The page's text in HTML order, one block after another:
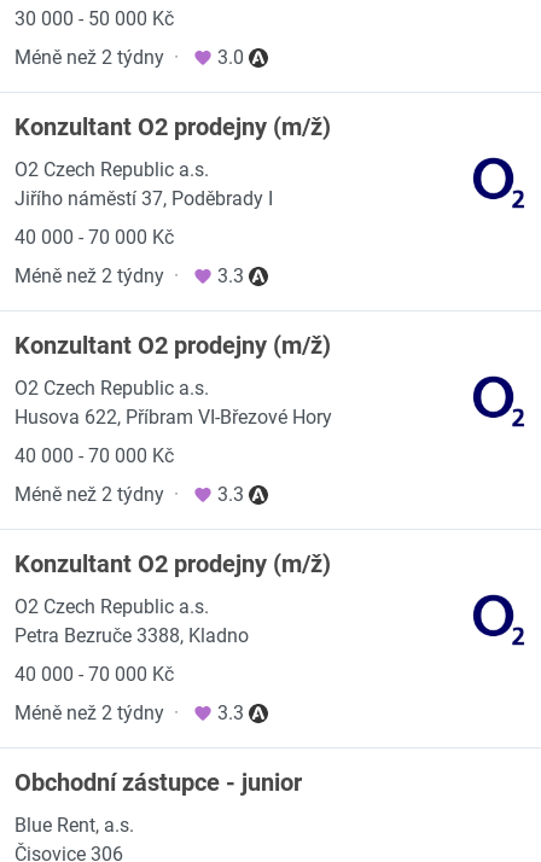
30 000 - 50 000 Kč
Méně než 2 týdny · 3.0
Konzultant O2 prodejny (m/ž)
O2 Czech Republic a.s.
Jiřího náměstí 37, Poděbrady I
40 000 - 70 000 Kč
Méně než 2 týdny · 3.3
Konzultant O2 prodejny (m/ž)
O2 Czech Republic a.s.
Husova 622, Příbram VI-Březové Hory
40 000 - 70 000 Kč
Méně než 2 týdny · 3.3
Konzultant O2 prodejny (m/ž)
O2 Czech Republic a.s.
Petra Bezruče 3388, Kladno
40 000 - 70 000 Kč
Méně než 2 týdny · 3.3
Obchodní zástupce - junior
Blue Rent, a.s.
Čisovice 306